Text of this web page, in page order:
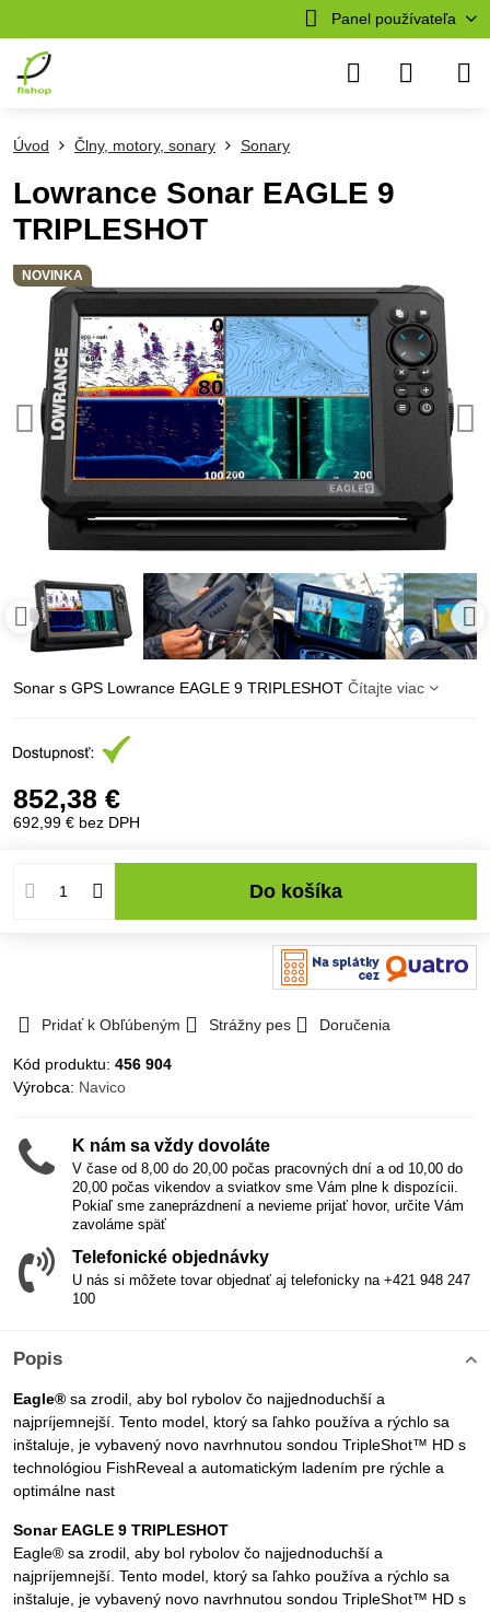
Panel používateľa
NOVINKA
Úvod Člny, motory, sonary Sonary
Lowrance Sonar EAGLE 9
TRIPLESHOT
Sonar s GPS Lowrance EAGLE 9 TRIPLESHOT Čítajte viac
852,38 €
692,99 € bez DPH
Do košíka
Pridať k Obľúbeným Strážny pes Doručenia
Kód produktu: 456 904
Výrobca: Navico
K nám sa vždy dovoláte
V čase od 8,00 do 20,00 počas pracovných dní a od 10,00 do
20,00 počas vikendov a sviatkov sme Vám plne k dispozícii.
Pokiaľ sme zaneprázdnení a nevieme prijať hovor, určite Vám
zavoláme späť
Telefonické objednávky
U nás si môžete tovar objednať aj telefonicky na +421 948 247
100
Popis
Eagle® sa zrodil, aby bol rybolov čo najjednoduchší a
najpríjemnejší. Tento model, ktorý sa ľahko používa a rýchlo sa
inštaluje, je vybavený novo navrhnutou sondou TripleShot™ HD s
technológiou FishReveal a automatickým ladením pre rýchle a
optimálne nast
Sonar EAGLE 9 TRIPLESHOT
Eagle® sa zrodil, aby bol rybolov čo najjednoduchší a
najpríjemnejší. Tento model, ktorý sa ľahko používa a rýchlo sa
inštaluje, je vybavený novo navrhnutou sondou TripleShot™ HD s